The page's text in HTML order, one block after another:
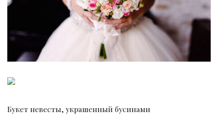
Букет невесты, украшенный бусинами